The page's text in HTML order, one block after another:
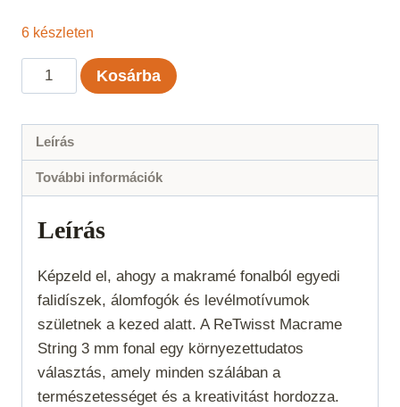
6 készleten
ReTwisst
Macrame
mm
mennyiség
Kosárba
Leírás
További információk
Leírás
Képzeld el, ahogy a makramé fonalból egyedi
falidíszek, álomfogók és levélmotívumok
születnek a kezed alatt. A ReTwisst Macrame
String 3 mm fonal egy környezettudatos
választás, amely minden szálában a
természetességet és a kreativitást hordozza.